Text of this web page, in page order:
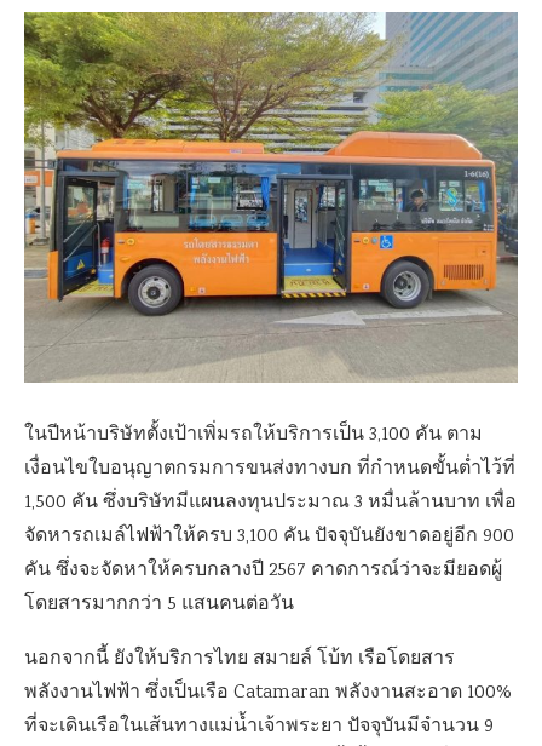
ในปีหน้าบริษัทตั้งเป้าเพิ่มรถให้บริการเป็น 3,100 คัน ตาม
เงื่อนไขใบอนุญาตกรมการขนส่งทางบก ที่กำหนดขั้นต่ำไว้ที่
1,500 คัน ซึ่งบริษัทมีแผนลงทุนประมาณ 3 หมื่นล้านบาท เพื่อ
จัดหารถเมล์ไฟฟ้าให้ครบ 3,100 คัน ปัจจุบันยังขาดอยู่อีก 900
คัน ซึ่งจะจัดหาให้ครบกลางปี 2567 คาดการณ์ว่าจะมียอดผู้
โดยสารมากกว่า 5 แสนคนต่อวัน
นอกจากนี้ ยังให้บริการไทย สมายล์ โบ้ท เรือโดยสาร
พลังงานไฟฟ้า ซึ่งเป็นเรือ Catamaran พลังงานสะอาด 100%
ที่จะเดินเรือในเส้นทางแม่น้ำเจ้าพระยา ปัจจุบันมีจำนวน 9